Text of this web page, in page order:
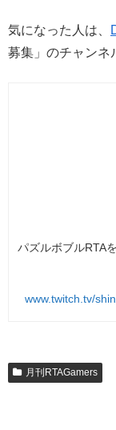
気になった人は、
募集」のチャンネ
パズルボブルRTA
www.twitch.tv/
月刊RTAGamers